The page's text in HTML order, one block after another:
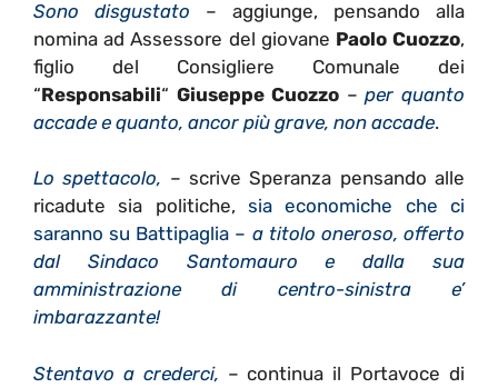
Sono disgustato – aggiunge, pensando alla
nomina ad Assessore del giovane Paolo Cuozzo,
figlio del Consigliere Comunale dei
“Responsabili“ Giuseppe Cuozzo –per quanto
accade e quanto, ancor più grave, non accade.
Lo spettacolo, – scrive Speranza pensando alle
ricadute sia politiche, sia economiche che ci
saranno su Battipaglia – a titolo oneroso, offerto
dal Sindaco Santomauro e dalla sua
amministrazione di centro-sinistra e’
imbarazzante!
Stentavo a crederci, – continua il Portavoce di